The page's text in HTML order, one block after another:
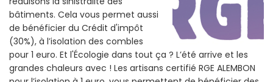
bâtiments. Cela vous permet aussi
de bénéficier du Crédit d'impôt
(30%), à l’isolation des combles
pour 1 euro. Et l'Écologie dans tout ça ? L’été arrive et les
grandes chaleurs avec ! Les artisans certifié RGE ALEMBON